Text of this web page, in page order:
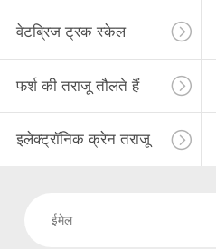
वेटब्रिज ट्रक स्केल
फर्श की तराजू तौलते हैं
इलेक्ट्रॉनिक क्रेन तराजू